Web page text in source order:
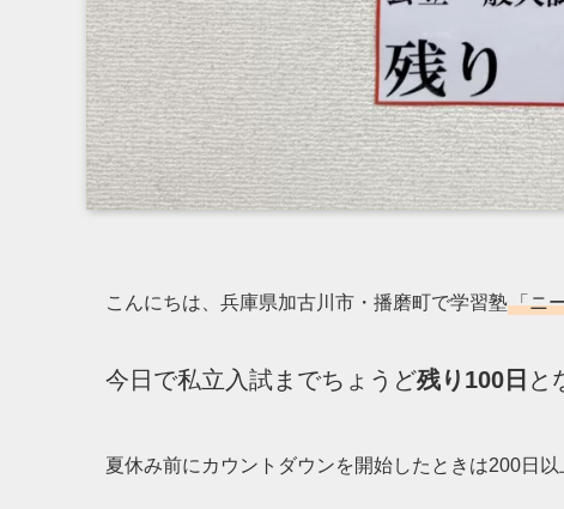
こんにちは、兵庫県加古川市・播磨町で学習塾「ニ
今日で私立入試までちょうど残り100日 と
夏休み前にカウントダウンを開始したときは200日